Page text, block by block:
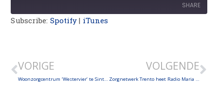
SHARE
Subscribe: Spotify | iTunes
VORIGE
Woonzorgcentrum ‘Westervier’ te Sint-Kruis (Brugge): een portret.
VOLGENDE
Zorgnetwerk Trento heet Radio Maria hartelijk welkom!